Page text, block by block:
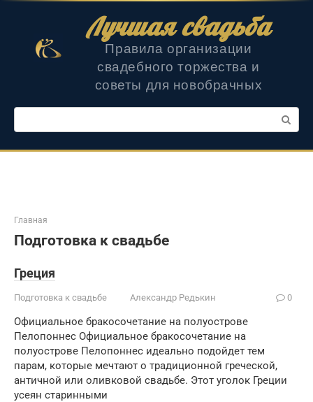
Лучшая свадьба
Правила организации
свадебного торжества и
советы для новобрачных
Поиск:
Главная
Подготовка к свадьбе
Греция
Подготовка к свадьбе Александр Редькин 0
Официальное бракосочетание на полуострове
Пелопоннес Официальное бракосочетание на
полуострове Пелопоннес идеально подойдет тем
парам, которые мечтают о традиционной греческой,
античной или оливковой свадьбе. Этот уголок Греции
усеян старинными